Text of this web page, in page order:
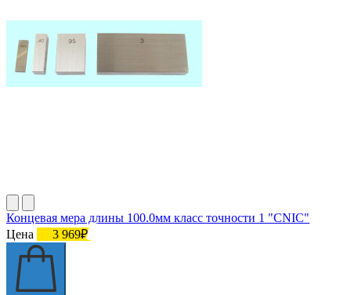
Концевая мера длины 100.0мм класс точности 1 "CNIC"
Цена
3 969₽